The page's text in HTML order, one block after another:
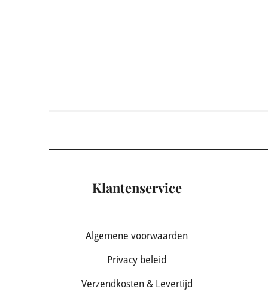
Klantenservice
Algemene voorwaarden
Privacy beleid
Verzendkosten & Levertijd